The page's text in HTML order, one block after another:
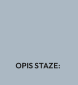
OPIS STAZE: